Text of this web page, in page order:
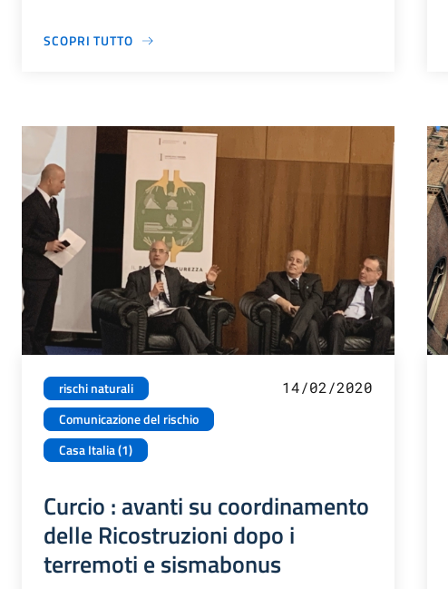
SCOPRI TUTTO
rischi naturali
Comunicazione del rischio
Casa Italia (1)
14/02/2020
Curcio : avanti su coordinamento
delle Ricostruzioni dopo i
terremoti e sismabonus